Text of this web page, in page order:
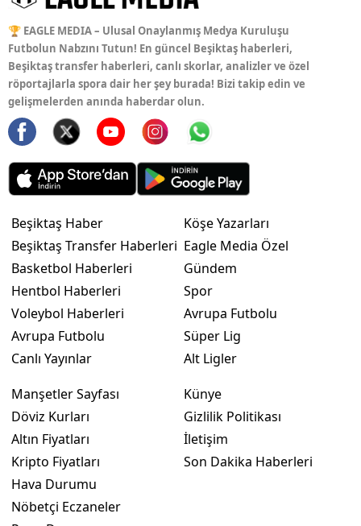
🏆 EAGLE MEDIA – Ulusal Onaylanmış Medya Kuruluşu
Futbolun Nabzını Tutun! En güncel Beşiktaş haberleri,
Beşiktaş transfer haberleri, canlı skorlar, analizler ve özel
röportajlarla spora dair her şey burada! Bizi takip edin ve
gelişmelerden anında haberdar olun.
Beşiktaş Haber
Beşiktaş Transfer Haberleri
Basketbol Haberleri
Hentbol Haberleri
Voleybol Haberleri
Avrupa Futbolu
Canlı Yayınlar
Köşe Yazarları
Eagle Media Özel
Gündem
Spor
Avrupa Futbolu
Süper Lig
Alt Ligler
Manşetler Sayfası
Döviz Kurları
Altın Fiyatları
Kripto Fiyatları
Hava Durumu
Nöbetçi Eczaneler
Künye
Gizlilik Politikası
İletişim
Son Dakika Haberleri